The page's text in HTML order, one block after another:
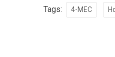
Tags: 4-MEC